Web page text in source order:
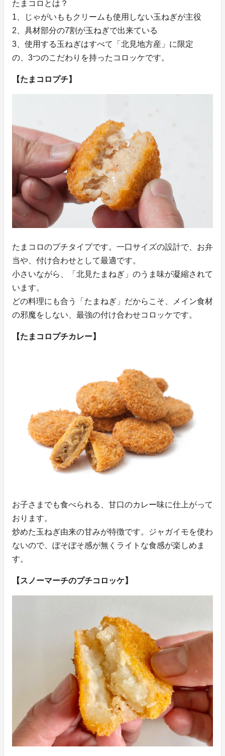
たまコロとは？
1、じゃがいももクリームも使用しない玉ねぎが主役
2、具材部分の7割が玉ねぎで出来ている
3、使用する玉ねぎはすべて「北見地方産」に限定
の、3つのこだわりを持ったコロッケです。
【たまコロプチ】
たまコロのプチタイプです。一口サイズの設計で、お弁
当や、付け合わせとして最適です。
小さいながら、「北見たまねぎ」のうま味が凝縮されて
います。
どの料理にも合う「たまねぎ」だからこそ、メイン食材
の邪魔をしない、最強の付け合わせコロッケです。
【たまコロプチカレー】
お子さまでも食べられる、甘口のカレー味に仕上がって
おります。
炒めた玉ねぎ由来の甘みが特徴です。ジャガイモを使わ
ないので、ぼそぼそ感が無くライトな食感が楽しめま
す。
【スノーマーチのプチコロッケ】